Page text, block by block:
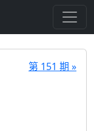
第 151 期 »